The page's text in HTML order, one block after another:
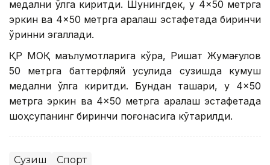
медални қўлга киритди. Шунингдек, у 4×50 метрга
эркин ва 4×50 метрга аралаш эстафетада биринчи
ўринни эгаллади.
ҚР МОҚ маълумотларига кўра, Ришат Жумағулов
50 метрга баттерфляй усулида сузишда кумуш
медални қўлга киритди. Бундан ташқари, у 4×50
метрга эркин ва 4×50 метрга аралаш эстафетада
шоҳсупанинг биринчи поғонасига кўтарилди.
Сузиш Спорт